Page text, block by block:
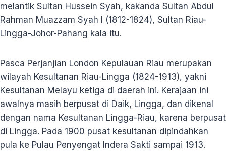
melantik Sultan Hussein Syah, kakanda Sultan Abdul
Rahman Muazzam Syah I (1812-1824), Sultan Riau-
Lingga-Johor-Pahang kala itu.
Pasca Perjanjian London Kepulauan Riau merupakan
wilayah Kesultanan Riau-Lingga (1824-1913), yakni
Kesultanan Melayu ketiga di daerah ini. Kerajaan ini
awalnya masih berpusat di Daik, Lingga, dan dikenal
dengan nama Kesultanan Lingga-Riau, karena berpusat
di Lingga. Pada 1900 pusat kesultanan dipindahkan
pula ke Pulau Penyengat Indera Sakti sampai 1913.